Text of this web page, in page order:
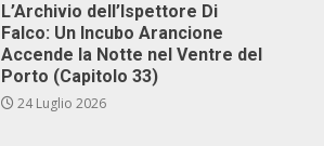
L’Archivio dell’Ispettore Di
Falco: Un Incubo Arancione
Accende la Notte nel Ventre del
Porto (Capitolo 33)
24 Luglio 2026